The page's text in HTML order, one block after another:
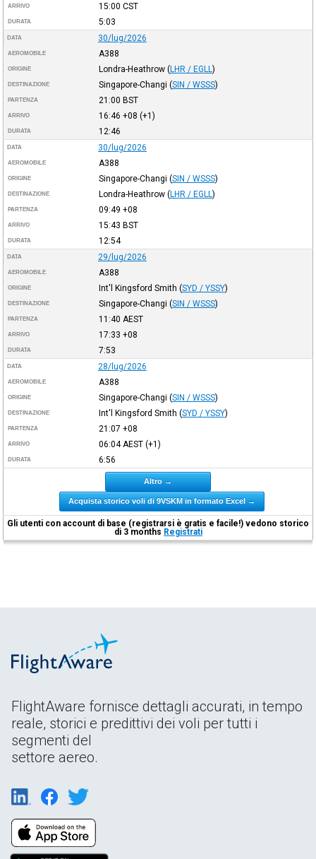
ARRIVO 15:00 CST
DURATA 5:03
DATA 30/lug/2026
AEROMOBILE A388
ORIGINE Londra-Heathrow (LHR / EGLL )
DESTINAZIONE Singapore-Changi (SIN / WSSS)
PARTENZA 21:00 BST
ARRIVO 16:46 +08 (+1)
DURATA 12:46
DATA 30/lug/2026
AEROMOBILE A388
ORIGINE Singapore-Changi (SIN / WSSS)
DESTINAZIONE Londra-Heathrow (LHR / EGLL )
PARTENZA 09:49 +08
ARRIVO 15:43 BST
DURATA 12:54
DATA 29/lug/2026
AEROMOBILE A388
ORIGINE Int'l Kingsford Smith (SYD / YSSY)
DESTINAZIONE Singapore-Changi (SIN / WSSS)
PARTENZA 11:40 AEST
ARRIVO 17:33 +08
DURATA 7:53
DATA 28/lug/2026
AEROMOBILE A388
ORIGINE Singapore-Changi (SIN / WSSS)
DESTINAZIONE Int'l Kingsford Smith (SYD / YSSY)
PARTENZA 21:07 +08
ARRIVO 06:04 AEST(+1)
DURATA 6:56
Altro →
Acquista storico voli di 9VSKM in formato Excel →
Gli utenti con account di base (registrarsi è gratis e facile!) vedono storico
di 3 months Registrati
FlightAware fornisce dettagli accurati, in tempo
reale, storici e predittivi dei voli per tutti i
segmenti del
settore aereo.